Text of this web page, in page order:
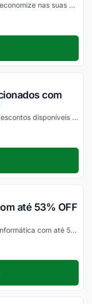
Aproveite com descontos incríveis e economize nas suas compras da melhor maneira possível hoje mesmo!
com
Confira esta seleção e aproveite os descontos disponíveis válidos apenas nos produtos selecionados!
até 53% OFF
Compre Smartphones no Saldão da Informática com até 53% de desconto. Ative o desconto e aproveite!